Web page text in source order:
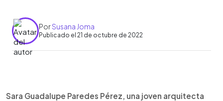
PorSusana Joma
Publicado el 21 de octubre de 2022
► Escuchar artículo
Sara Guadalupe Paredes Pérez, una joven arquitecta